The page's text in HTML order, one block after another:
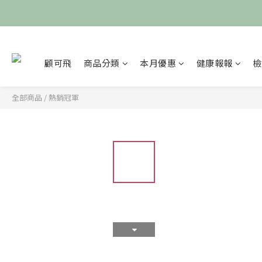
顧可飛 商品分類 本月優惠 健康報報
全部商品 /熱銷冠軍